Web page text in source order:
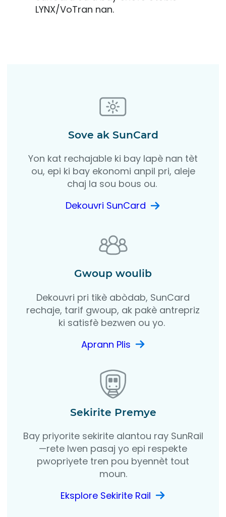
LYNX/VoTran nan.
Sove ak SunCard
Yon kat rechajable ki bay lapè nan tèt
ou, epi ki bay ekonomi anpil pri, aleje
chaj la sou bous ou.
Dekouvri SunCard
Gwoup woulib
Dekouvri pri tikè abòdab, SunCard
rechaje, tarif gwoup, ak pakè antrepriz
ki satisfè bezwen ou yo.
Aprann Plis
Sekirite Premye
Bay priyorite sekirite alantou ray SunRail
—rete lwen pasaj yo epi respekte
pwopriyete tren pou byennèt tout
moun.
Eksplore Sekirite Rail